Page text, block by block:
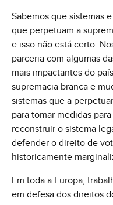
Sabemos que sistemas
que perpetuam a
e isso não está certo.
parceria com algumas
mais impactantes do
supremacia branca e
sistemas que a
para tomar medidas
reconstruir o sistema
defender o direito de
historicamente
Em toda a Europa,
em defesa dos direitos